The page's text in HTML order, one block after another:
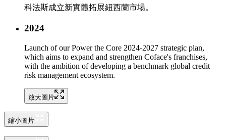
科法斯成立新實體拓展紐西蘭市場。
2024
Launch of our Power the Core 2024-2027 strategic plan,
which aims to expand and strengthen Coface's franchises,
with the ambition of developing a benchmark global credit
risk management ecosystem.
放大圖片
縮小圖片